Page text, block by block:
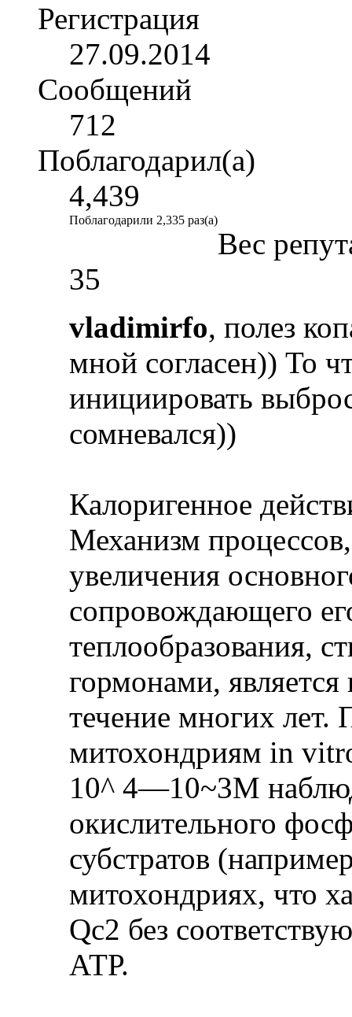
Регистрация
27.09.2014
Сообщений
712
Поблагодарил(а)
4,439
Поблагодарили 2,335 раз(а)
Вес
35
vladimirfo, полез
мной согласен)) То
инициировать
сомневался))
Калоригенное
Механизм
увеличения
сопровождающего
теплообразования,
гормонами,
течение многих лет.
митохондриям in
10^ 4—10~3М
окислительного
субстратов
митохондриях, что
Qc2 без
АТР.